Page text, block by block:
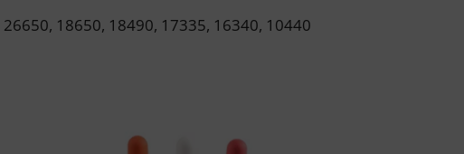
18650, 18490, 17335, 16340, 10440